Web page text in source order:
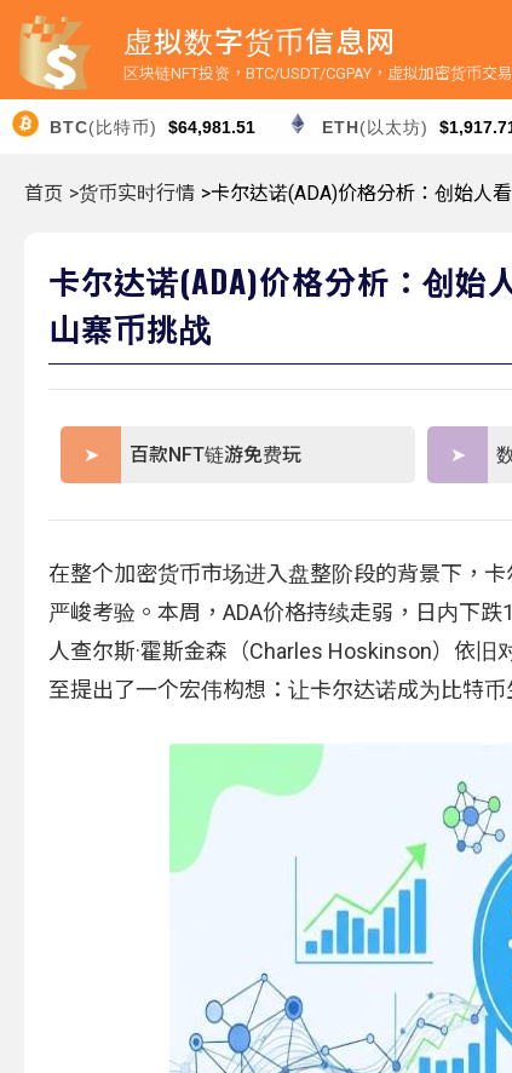
虚拟数字货币信息网
区块链NFT投资，BTC/USDT/CGPAY，虚拟加密货币交
BTC(比特币) $64,981.51 ETH(以太坊)
首页 >货币实时行情 >卡尔达诺(ADA)价格分析：创始人
卡尔达诺(ADA)价格分析：创
山寨币挑战
百款NFT链游免费玩
在整个加密货币市场进入盘整阶段的背景下，
严峻考验。本周，ADA价格持续走弱，日内下
人查尔斯·霍斯金森（Charles Hoskinson）依
至提出了一个宏伟构想：让卡尔达诺成为比特币